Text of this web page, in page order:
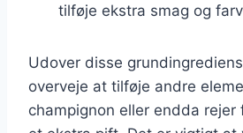
tilføje ekstra smag og
Udover disse
overveje at tilføje andre
champignon eller endda rejer